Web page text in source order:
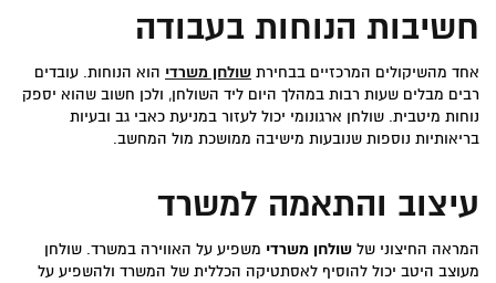
חשיבות הנוחות בעבודה
אחד מהשיקולים המרכזיים בבחירת שולחן משרדי הוא הנוחות. עובדים
רבים מבלים שעות רבות במהלך היום ליד השולחן, ולכן חשוב שהוא יספק
נוחות מיטבית. שולחן ארגונומי יכול לעזור במניעת כאבי גב ובעיות
בריאותיות נוספות שנובעות מישיבה ממושכת מול המחשב.
עיצוב והתאמה למשרד
המראה החיצוני של שולחן משרדי משפיע על האווירה במשרד. שולחן
מעוצב היטב יכול להוסיף לאסתטיקה הכללית של המשרד ולהשפיע על